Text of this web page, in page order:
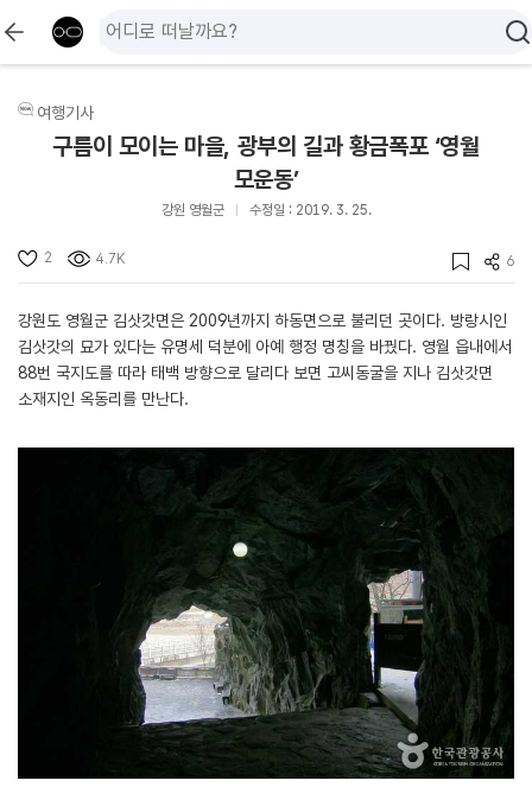
여행기사
구름이 모이는 마을, 광부의 길과 황금폭포 ‘영월
모운동’
강원 영월군 수정일 : 2019. 3. 25.
2 4.7K 6
강원도 영월군 김삿갓면은 2009년까지 하동면으로 불리던 곳이다. 방랑시인
김삿갓의 묘가 있다는 유명세 덕분에 아예 행정 명칭을 바꿨다. 영월 읍내에서
88번 국지도를 따라 태백 방향으로 달리다 보면 고씨동굴을 지나 김삿갓면
소재지인 옥동리를 만난다.